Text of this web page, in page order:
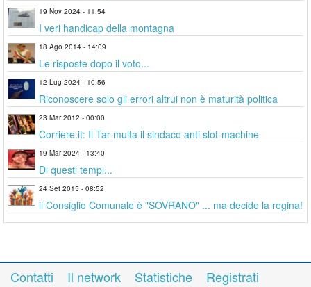
19 Nov 2024 - 11:54
I veri handicap della montagna
18 Ago 2014 - 14:09
Le risposte dopo il voto...
12 Lug 2024 - 10:56
Riconoscere solo gli errori altrui non è maturità politica
23 Mar 2012 - 00:00
Corriere.it: Il Tar multa il sindaco anti slot-machine
19 Mar 2024 - 13:40
Di questi tempi...
24 Set 2015 - 08:52
il Consiglio Comunale è "SOVRANO" ... ma decide la regina!
Contatti Il network Statistiche Registrati